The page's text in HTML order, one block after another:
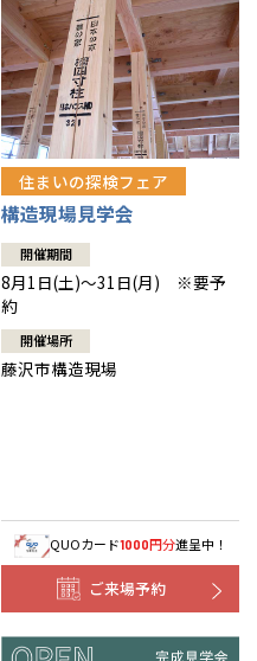
住まいの探検フェア
構造現場見学会
開催期間
8月1日(土)～31日(月) ※要予
約
開催場所
藤沢市構造現場
QUOカード1000円分進呈中！
ご来場予約